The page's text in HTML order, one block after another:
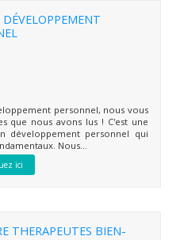
DÉVELOPPEMENT
personnel, nous vous
que nous avons lus ! C'est une
développement personnel qui
Nous...
ici
THERAPEUTES BIEN-